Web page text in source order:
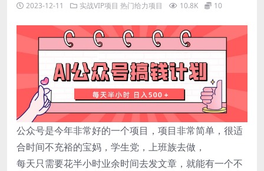
2023-12-11 实战VIP项目 热门给力项目 10.8K 10
公众号是今年非常好的一个项目，项目非常简单，很适
合时间不充裕的宝妈，学生党，上班族去做，
每天只需要花半小时业余时间去发文章，就能有一个不